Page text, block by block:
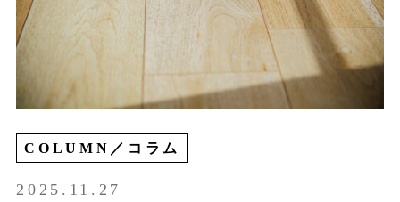
COLUMN／コラム
2025.11.27